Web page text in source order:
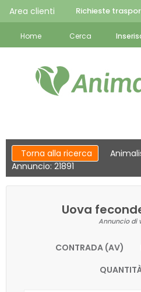
Area clienti Richieste
Home Cerca
Torna alla ricerca
Annuncio: 21891
Uova
Annuncio di
CONTRADA (AV)